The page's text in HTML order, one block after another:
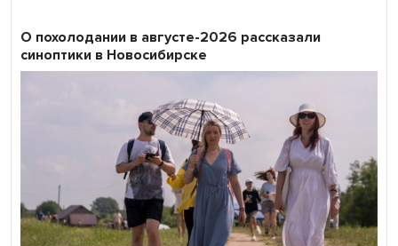
О похолодании в августе-2026 рассказали
синоптики в Новосибирске